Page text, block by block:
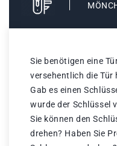
Sie benötigen eine
versehentlich die
Gab es einen
wurde der Schlüssel
Sie können den
drehen? Haben Sie